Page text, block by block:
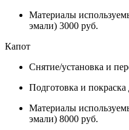
Материалы
эмали) 3000 руб.
Капот
Снятие/установка и
Подготовка и покраска
Материалы
эмали) 8000 руб.